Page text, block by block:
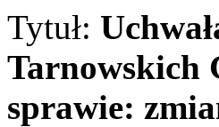
Tytuł:
Tarnowskich
sprawie: